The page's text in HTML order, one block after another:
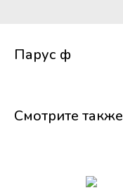
Парус ф
Смотрите также